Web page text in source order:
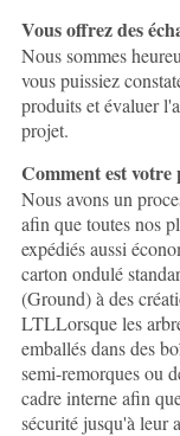
Vous offrez des
Nous sommes
vous puissiez
produits et évaluer
projet.
Comment est
Nous avons un
afin que toutes nos
expédiés aussi
carton ondulé
(Ground) à des
LTLLorsque les
emballés dans des
semi-remorques ou
cadre interne afin
sécurité jusqu'à leur